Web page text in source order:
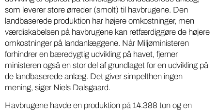
som leverer store ørreder (smolt) til havbrugene. Den
landbaserede produktion har højere omkostninger, men
værdiskabelsen på havbrugene kan retfærdiggøre de højere
omkostninger på landanlæggene. Når Miljøministeren
forhindrer en bæredygtig udvikling på havet, fjerner
ministeren også en stor del af grundlaget for en udvikling på
de landbaserede anlæg. Det giver simpelthen ingen
mening, siger Niels Dalsgaard.
Havbrugene havde en produktion på 14.388 ton og en